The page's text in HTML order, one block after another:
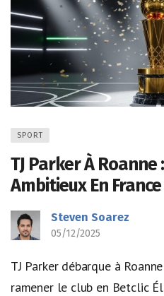
SPORT
TJ Parker À Roanne
Ambitieux En France
Steven Soarez
05/12/2025
TJ Parker débarque à
ramener le club en Betclic